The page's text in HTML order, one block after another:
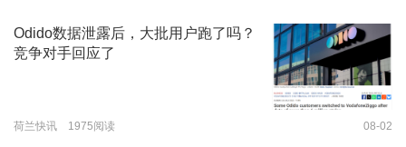
Odido数据泄露后，大批用户跑了吗？
竞争对手回应了
荷兰快讯 1975阅读 08-02